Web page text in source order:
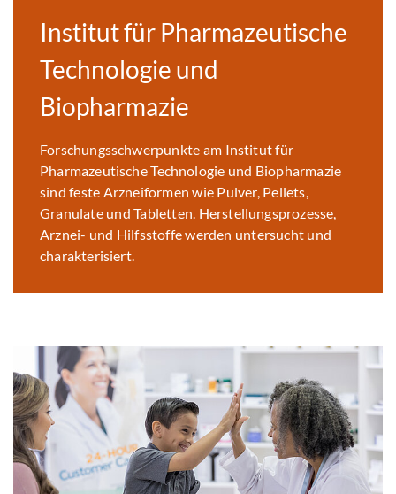
Institut für Pharmazeutische
Technologie und
Biopharmazie
Forschungsschwerpunkte am Institut für
Pharmazeutische Technologie und Biopharmazie
sind feste Arzneiformen wie Pulver, Pellets,
Granulate und Tabletten. Herstellungsprozesse,
Arznei- und Hilfsstoffe werden untersucht und
charakterisiert.